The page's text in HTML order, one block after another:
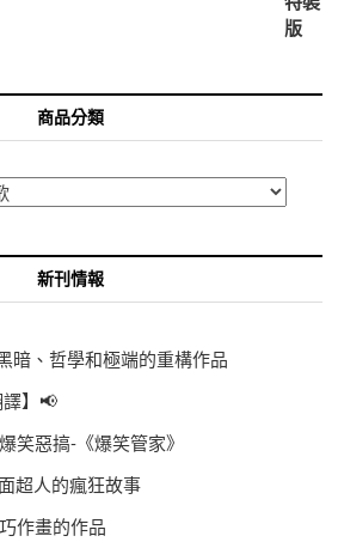
商品分類
新刊情報
暗、哲學和極端的重構作品
譯】📢
笑惡搞-《爆笑管家》
超人的瘋狂故事
作畫的作品